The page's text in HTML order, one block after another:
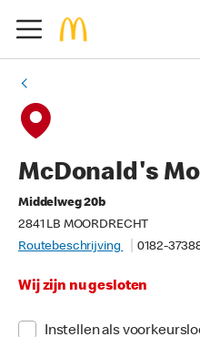
McDonald's
Middelweg 20b
2841 LB MOORDRECHT
Routebeschrijving
0182-
Wij zijn nu gesloten
Instellen als